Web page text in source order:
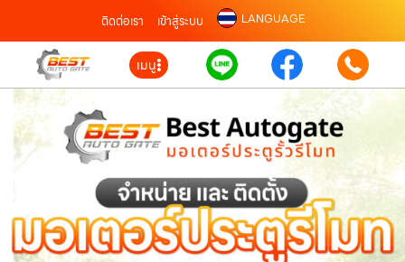
ติดต่อเรา เข้าสู่ระบบ LANGUAGE
เมนู